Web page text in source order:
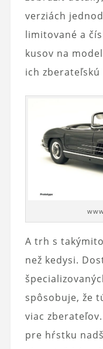
verziách
limitované a
kusov na
ich
A trh s
než kedysi.
spôsobuje, že
viac
pre hŕstku